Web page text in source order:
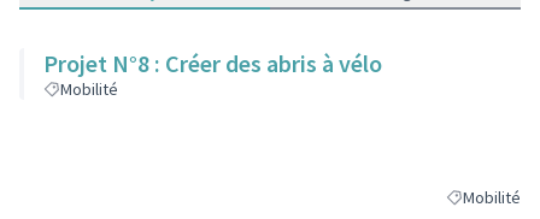
Projet N°8 : Créer des abris à vélo
Mobilité
Filtrer les
Mobilité